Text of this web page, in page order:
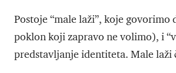
Postoje “male laži”, koje govorimo
poklon koji zapravo ne volimo), i
predstavljanje identiteta. Male laži